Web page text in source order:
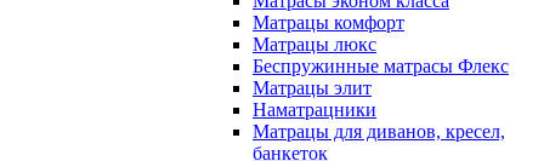
Матрацы комфорт
Матрацы люкс
Беспружинные матрасы Флекс
Матрацы элит
Наматрацники
Матрацы для диванов, кресел,
банкеток